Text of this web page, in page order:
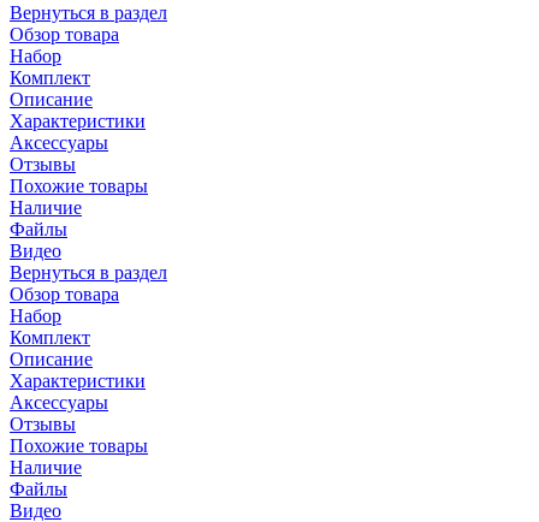
Вернуться в раздел
Обзор товара
Набор
Комплект
Описание
Характеристики
Аксессуары
Отзывы
Похожие товары
Наличие
Файлы
Видео
Вернуться в раздел
Обзор товара
Набор
Комплект
Описание
Характеристики
Аксессуары
Отзывы
Похожие товары
Наличие
Файлы
Видео